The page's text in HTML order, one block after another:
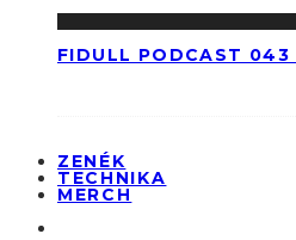
FIDULL PODCAST 043
ZENÉK
TECHNIKA
MERCH